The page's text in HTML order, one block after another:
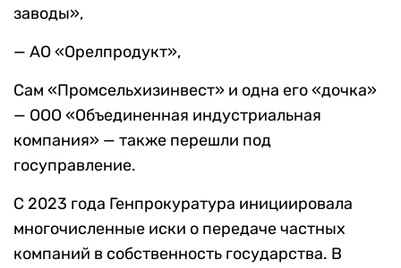
заводы»,
— АО «Орелпродукт»,
Сам «Промсельхизинвест» и одна его «дочка»
— ООО «Объединенная индустриальная
компания» — также перешли под
госуправление.
С 2023 года Генпрокуратура инициировала
многочисленные иски о передаче частных
компаний в собственность государства. В